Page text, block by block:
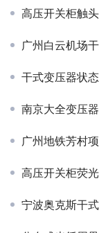
高压开关柜触
广州白云机场
干式变压器状
南京大全变压
广州地铁芳村
高压开关柜荧
宁波奥克斯干